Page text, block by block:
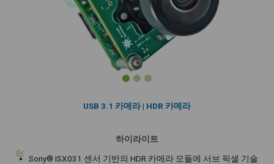
USB 3.1 카메라| HDR 카메라
하이라이트
Sony® ISX031 센서 기반의 HDR 카메라 모듈에 서브 픽셀 기술